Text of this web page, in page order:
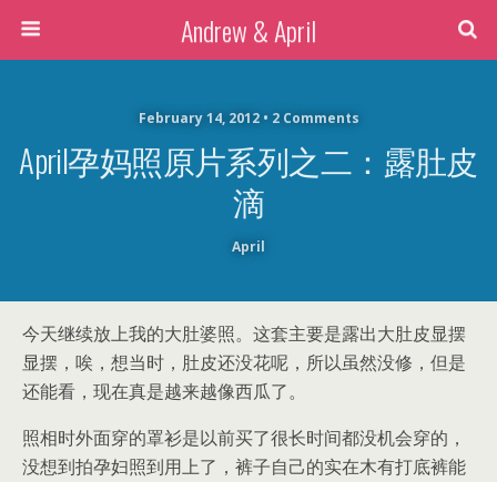
Andrew & April
February 14, 2012 • 2 Comments
April孕妈照原片系列之二：露肚皮
滴
April
今天继续放上我的大肚婆照。这套主要是露出大肚皮显摆
显摆，唉，想当时，肚皮还没花呢，所以虽然没修，但是
还能看，现在真是越来越像西瓜了。
照相时外面穿的罩衫是以前买了很长时间都没机会穿的，
没想到拍孕妇照到用上了，裤子自己的实在木有打底裤能